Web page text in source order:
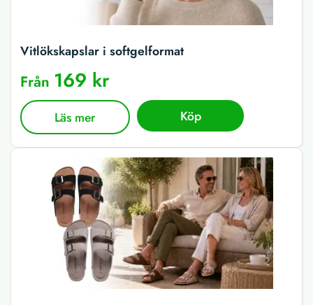
Vitlökskapslar i softgelformat
Från 169 kr
Läs mer Köp